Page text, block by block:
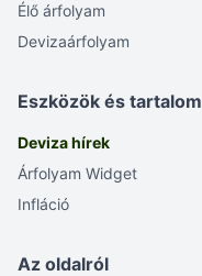
Élő árfolyam
Devizaárfolyam
Eszközök és tartalom
Deviza hírek
Árfolyam Widget
Infláció
Az oldalról